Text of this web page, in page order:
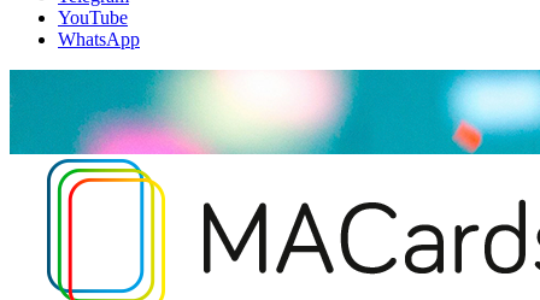
YouTube
WhatsApp